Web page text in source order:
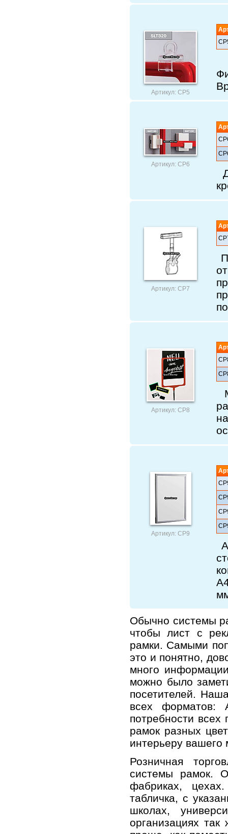
Артикул: СР5
Артикул: СР6
Артикул: СР7
Артикул: СР8
Артикул: СР9
Обычно системы
чтобы лист с
рамки. Самыми
это и понятно,
много
можно было
посетителей.
всех
потребности
рамок разных
интерьеру вашего
Розничная
системы рамок.
фабриках,
табличка, с
школах,
организациях